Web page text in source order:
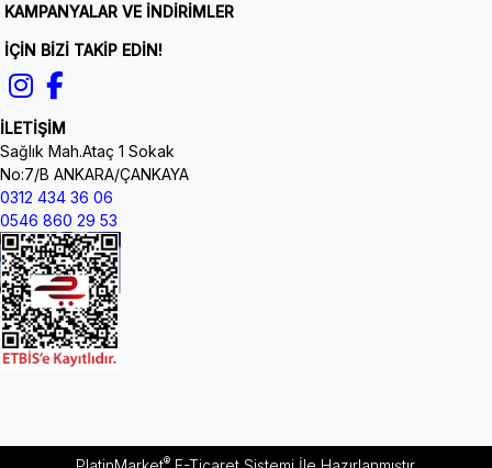
KAMPANYALAR VE İNDİRİMLER
İÇİN BİZİ TAKİP EDİN!
İLETİŞİM
Sağlık Mah.Ataç 1 Sokak
No:7/B ANKARA/ÇANKAYA
0312 434 36 06
0546 860 29 53
®